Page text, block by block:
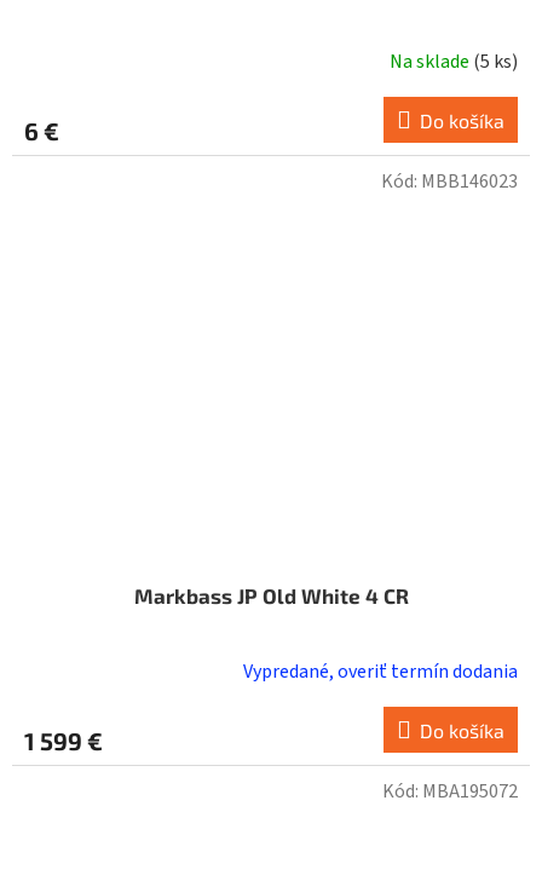
Na sklade (5 ks)
6 € Do košíka
Markbass JP Old White 4 CR
Vypredané, overiť termín dodania
1 599 € Do košíka
Kód: MBB146023
Kód: MBA195072